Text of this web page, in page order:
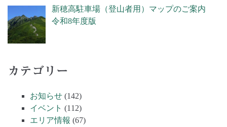
新穂高駐車場（登山者用）マップのご案内
令和8年度版
カテゴリー
お知らせ (142)
イベント (112)
エリア情報 (67)